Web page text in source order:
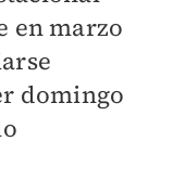
en marzo
domingo